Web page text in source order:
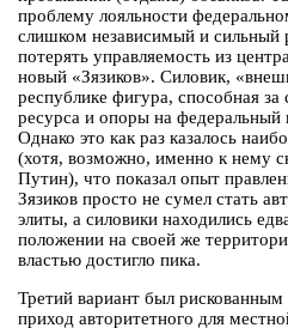
проблему лояльности
слишком независимый и сильный
потерять управляемость из
новый «Зязиков». Силовик,
республике фигура, способная за
ресурса и опоры на федеральный
Однако это как раз казалось
(хотя, возможно, именно к нему
Путин), что показал опыт
Зязиков просто не сумел стать
элиты, а силовики находились
положении на своей же
властью достигло пика.
Третий вариант был
приход авторитетного для